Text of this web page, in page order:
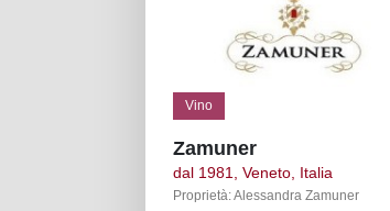
Vino
Zamuner
dal 1981, Veneto, Italia
Proprietà: Alessandra Zamuner